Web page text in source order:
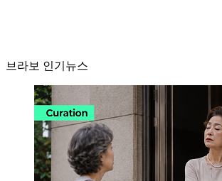
브라보 인기뉴스